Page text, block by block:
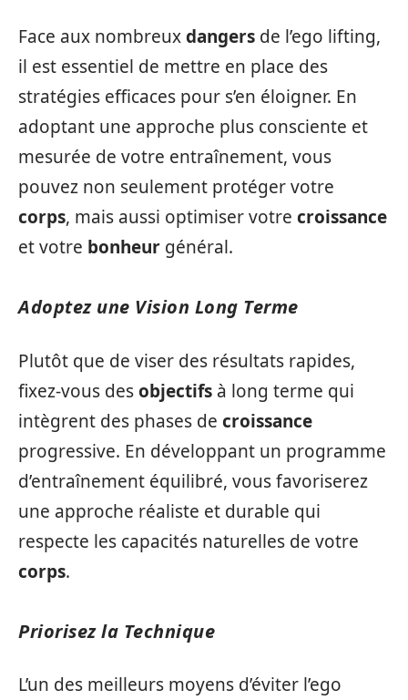
Face aux nombreuxdangers de l’ego lifting,
il est essentiel de mettre en place des
stratégies efficaces pour s’en éloigner. En
adoptant une approche plus consciente et
mesurée de votre entraînement, vous
pouvez non seulement protéger votre
corps, mais aussi optimiser votre croissance
et votre bonheur général.
Adoptez une Vision Long Terme
Plutôt que de viser des résultats rapides,
fixez-vous desobjectifs à long terme qui
intègrent des phases de croissance
progressive. En développant un programme
d’entraînement équilibré, vous favoriserez
une approche réaliste et durable qui
respecte les capacités naturelles de votre
corps.
Priorisez la Technique
L’un des meilleurs moyens d’éviter l’ego